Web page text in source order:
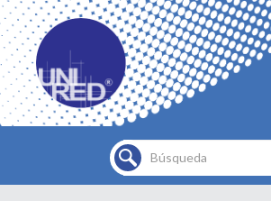
Buscar...